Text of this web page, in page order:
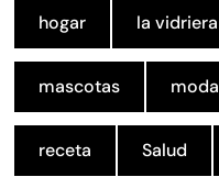
hogar la vidriera
mascotas moda
receta Salud